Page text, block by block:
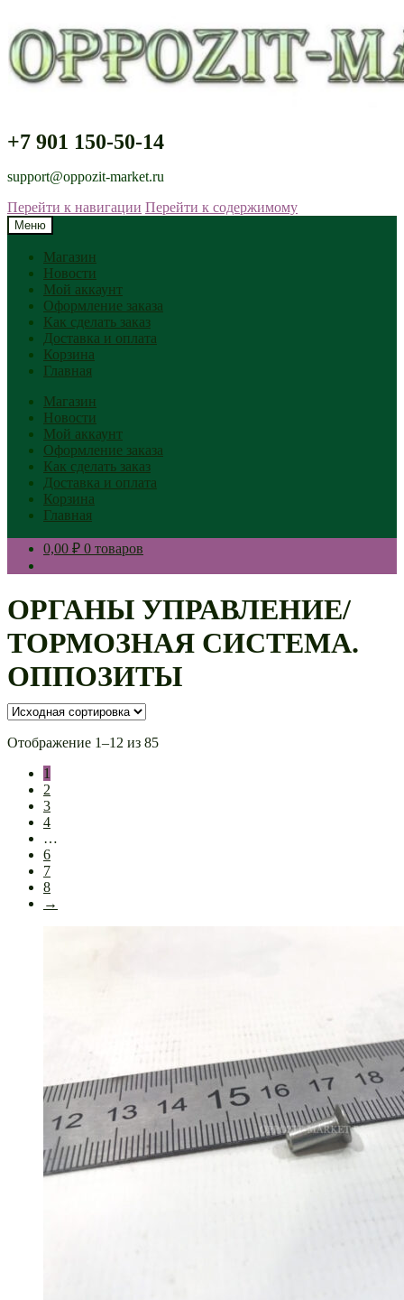
+7 901 150-50-14
support@oppozit-market.ru
Перейти к навигации Перейти к содержимому
Меню
Магазин
Новости
Мой аккаунт
Оформление заказа
Как сделать заказ
Доставка и оплата
Корзина
Главная
Магазин
Новости
Мой аккаунт
Оформление заказа
Как сделать заказ
Доставка и оплата
Корзина
Главная
0,00 ₽ 0 товаров
ОРГАНЫ УПРАВЛЕНИЕ/
ТОРМОЗНАЯ СИСТЕМА.
ОППОЗИТЫ
Отображение 1–12 из 85
1
2
3
4
…
6
7
8
→